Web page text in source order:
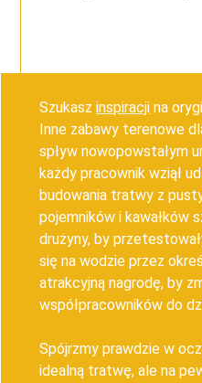
Szukaszinspiracji na
Inne zabawy terenowe
spływ nowopowstałym
każdy pracownik wziął
budowania tratwy z
pojemników i kawałków
drużyny, by
się na wodzie przez
atrakcyjną nagrodę, by
współpracowników do
Spójrzmy prawdzie w
idealną tratwę, ale na